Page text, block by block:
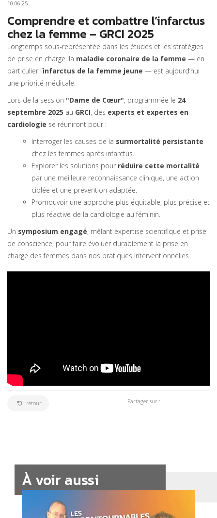
10.06.25
Comprendre et combattre l’infarctus
chez la femme – GRCI 2025
Longtemps sous-représentée dans les études et les stratégies
de prise en charge, la maladie coronaire de la femme — en
particulier l’infarctus de la femme jeune — est aujourd’hui
une priorité médicale.
Lors de la session "Dame de Cœur", programmée le 24
septembre 2025 au GRCI, des experts et expertes en
cardiologie se réuniront pour :
Interroger les causes de la surmortalité persistante
chez les femmes après infarctus.
Explorer les solutions pour réduire cette mortalité
par une meilleure reconnaissance clinique, une action
ciblée et une prévention adaptée.
Promouvoir une approche plus équitable, plus précise et
plus réactive de la cardiologie au féminin.
Un symposium engagé, mêlant expertise scientifique et prise
de conscience, pour faire évoluer durablement la prise en
charge des femmes dans nos pratiques interventionnelles.
retour Partager sur :
À voir aussi